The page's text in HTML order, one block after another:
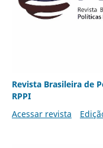
Revista Brasileira de
RPPI
Acessar revista